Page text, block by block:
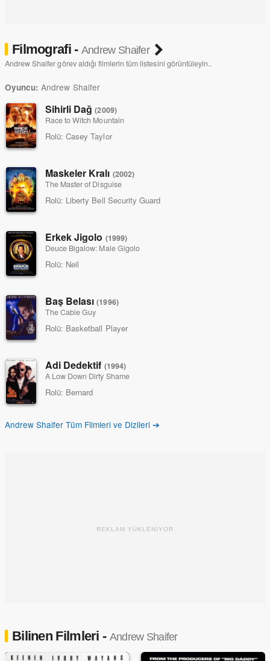
Filmografi - Andrew Shaifer
Andrew Shaifer görev aldığı filmlerin tüm listesini görüntüleyin..
Oyuncu: Andrew Shaifer
Sihirli Dağ(2009)
Race to Witch Mountain
Rolü: Casey Taylor
Maskeler Kralı (2002)
The Master of Disguise
Rolü: Liberty Bell Security Guard
Erkek Jigolo (1999)
Deuce Bigalow: Male Gigolo
Rolü: Neil
Baş Belası(1996)
The Cable Guy
Rolü: Basketball Player
Adi Dedektif (1994)
A Low Down Dirty Shame
Rolü: Bernard
Andrew Shaifer Tüm Filmleri ve Dizileri ➔
REKLAM YÜKLENİYOR
Bilinen Filmleri - Andrew Shaifer